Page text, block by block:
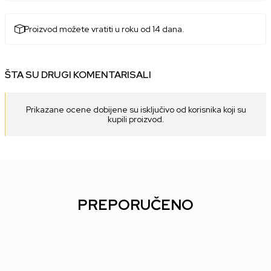
Proizvod možete vratiti u roku od 14 dana.
ŠTA SU DRUGI KOMENTARISALI
Prikazane ocene dobijene su isključivo od korisnika koji su
kupili proizvod.
PREPORUČENO